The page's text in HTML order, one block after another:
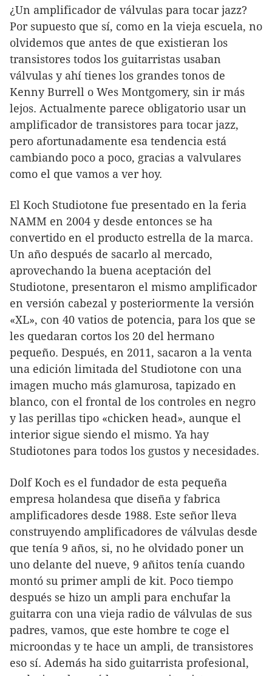
¿Un amplificador de válvulas para tocar jazz?
Por supuesto que sí, como en la vieja escuela, no
olvidemos que antes de que existieran los
transistores todos los guitarristas usaban
válvulas y ahí tienes los grandes tonos de
Kenny Burrell o Wes Montgomery, sin ir más
lejos. Actualmente parece obligatorio usar un
amplificador de transistores para tocar jazz,
pero afortunadamente esa tendencia está
cambiando poco a poco, gracias a valvulares
como el que vamos a ver hoy.
El Koch Studiotone fue presentado en la feria
NAMM en 2004 y desde entonces se ha
convertido en el producto estrella de la marca.
Un año después de sacarlo al mercado,
aprovechando la buena aceptación del
Studiotone, presentaron el mismo amplificador
en versión cabezal y posteriormente la versión
«XL», con 40 vatios de potencia, para los que se
les quedaran cortos los 20 del hermano
pequeño. Después, en 2011, sacaron a la venta
una edición limitada del Studiotone con una
imagen mucho más glamurosa, tapizado en
blanco, con el frontal de los controles en negro
y las perillas tipo «chicken head», aunque el
interior sigue siendo el mismo. Ya hay
Studiotones para todos los gustos y necesidades.
Dolf Koch es el fundador de esta pequeña
empresa holandesa que diseña y fabrica
amplificadores desde 1988. Este señor lleva
construyendo amplificadores de válvulas desde
que tenía 9 años, si, no he olvidado poner un
uno delante del nueve, 9 añitos tenía cuando
montó su primer ampli de kit. Poco tiempo
después se hizo un ampli para enchufar la
guitarra con una vieja radio de válvulas de sus
padres, vamos, que este hombre te coge el
microondas y te hace un ampli, de transistores
eso sí. Además ha sido guitarrista profesional,